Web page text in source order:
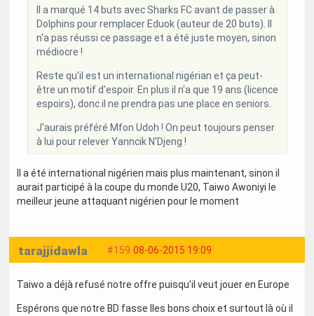
Il a marqué 14 buts avec Sharks FC avant de passer à
Dolphins pour remplacer Eduok (auteur de 20 buts). Il
n'a pas réussi ce passage et a été juste moyen, sinon
médiocre !
Reste qu'il est un international nigérian et ça peut-
être un motif d'espoir. En plus il n'a que 19 ans (licence
espoirs), donc il ne prendra pas une place en seniors.
J'aurais préféré Mfon Udoh ! On peut toujours penser
à lui pour relever Yanncik N'Djeng !
Il a été international nigérien mais plus maintenant, sinon il
aurait participé à la coupe du monde U20, Taiwo Awoniyi le
meilleur jeune attaquant nigérien pour le moment
#159 08-06-2015 19:09
tarajjidawla
Taiwo a déjà refusé notre offre puisqu'il veut jouer en Europe
Espérons que notre BD fasse lles bons choix et surtout là où il